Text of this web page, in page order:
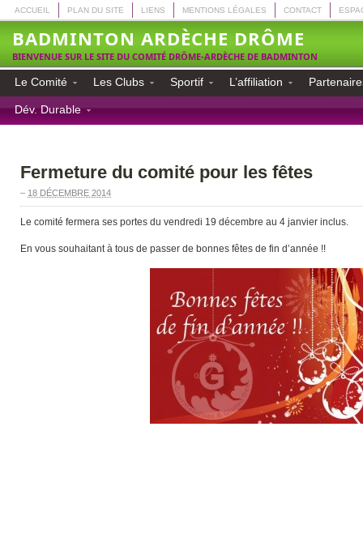
ACCUEIL PLAN DU SITE LIENS MENTIONS LÉGALES CONTACT
BADMINTON ARDÈCHE DRÔME
BIENVENUE SUR LE SITE DU COMITÉ DRÔME-ARDÈCHE DE BADMINTON
Le Comité Les Clubs Sportif L’affiliation
Dév. Durable
Fermeture du comité pour les fêtes
– 18 DÉCEMBRE 2014
Le comité fermera ses portes du vendredi 19 décembre au 4 janvier inclus.
En vous souhaitant à tous de passer de bonnes fêtes de fin d’année !!